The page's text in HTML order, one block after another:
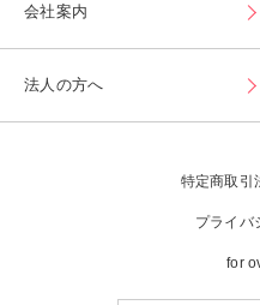
会社案内
法人の方へ
特定商取引
プライバ
for